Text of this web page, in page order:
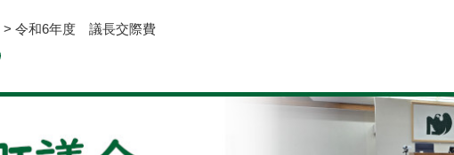
福
学・
> 令和6年度 議長交際費